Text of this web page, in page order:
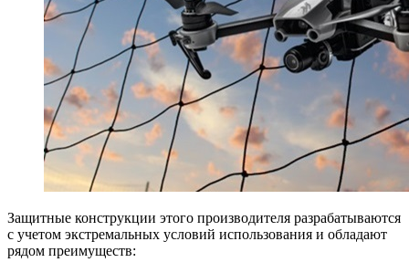
Защитные конструкции этого производителя разрабатываются
с учетом экстремальных условий использования и обладают
рядом преимуществ: